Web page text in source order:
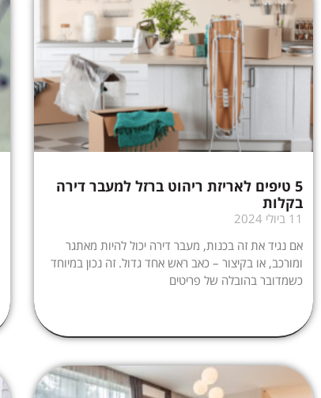
5 טיפים לאריזת ריהוט ברזל למעבר דירה
בקלות
11 ביולי 2024
אם נגיד את זה בכנות, מעבר דירה יכול להיות מאתגר
ומורכב, או בקיצור – כאב ראש אחד גדול. זה נכון במיוחד
כשמדובר בהובלה של פריטים